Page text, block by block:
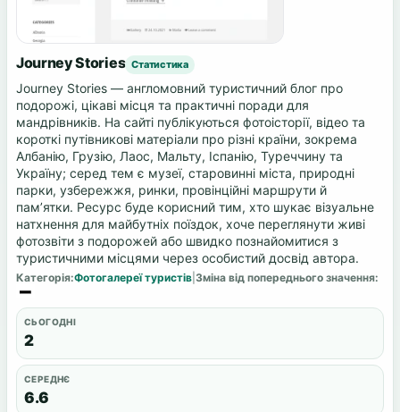
Journey Stories Статистика
Journey Stories — англомовний туристичний блог про
подорожі, цікаві місця та практичні поради для
мандрівників. На сайті публікуються фотоісторії, відео та
короткі путівникові матеріали про різні країни, зокрема
Албанію, Грузію, Лаос, Мальту, Іспанію, Туреччину та
Україну; серед тем є музеї, старовинні міста, природні
парки, узбережжя, ринки, провінційні маршрути й
пам’ятки. Ресурс буде корисний тим, хто шукає візуальне
натхнення для майбутніх поїздок, хоче переглянути живі
фотозвіти з подорожей або швидко познайомитися з
туристичними місцями через особистий досвід автора.
Категорія:Фотогалереї туристів Зміна від попереднього значення:
СЬОГОДНІ
2
СЕРЕДНЄ
6.6